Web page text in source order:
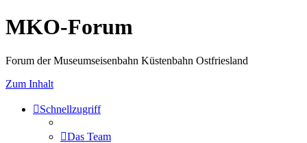
MKO-Forum
Forum der Museumseisenbahn Küstenbahn Ostfriesland
Zum Inhalt
Schnellzugriff
Das Team